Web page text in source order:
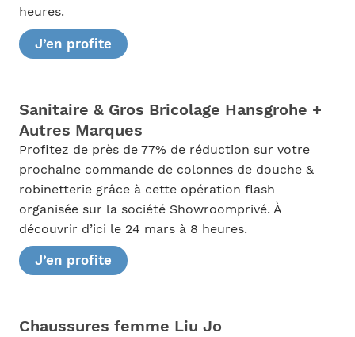
heures.
J’en profite
Sanitaire & Gros Bricolage Hansgrohe +
Autres Marques
Profitez de près de 77% de réduction sur votre
prochaine commande de colonnes de douche &
robinetterie grâce à cette opération flash
organisée sur la société Showroomprivé. À
découvrir d’ici le 24 mars à 8 heures.
J’en profite
Chaussures femme Liu Jo